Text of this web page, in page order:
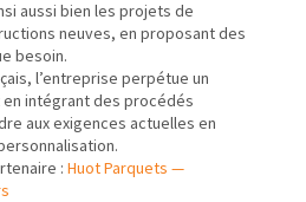
aussi bien les projets de
neuves, en proposant des
besoin.
l’entreprise perpétue un
intégrant des procédés
aux exigences actuelles en
:Huot Parquets —